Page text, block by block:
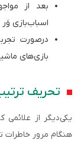
بعد از
اسباب‌بازی
درصورت
بازی‌های
تحریف
یکی‌دیگر از
هنگام مرور خاطرات